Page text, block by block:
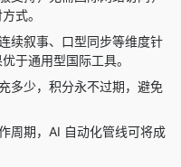
式。
续叙事、口型同步等维度针
于通用型国际工具。
多少，积分永不过期，避免
周期，AI 自动化管线可将成